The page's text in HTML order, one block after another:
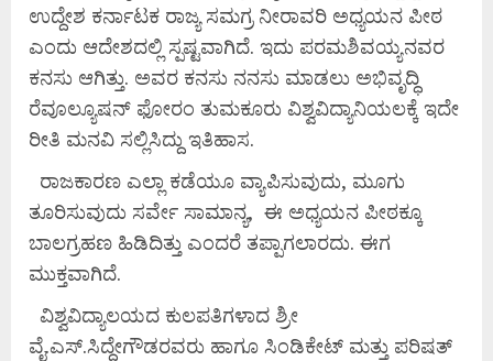
ಉದ್ದೇಶ ಕರ್ನಾಟಕ ರಾಜ್ಯ ಸಮಗ್ರ ನೀರಾವರಿ ಅಧ್ಯಯನ ಪೀಠ
ಎಂದು ಆದೇಶದಲ್ಲಿ ಸ್ಪಷ್ಟವಾಗಿದೆ. ಇದು ಪರಮಶಿವಯ್ಯನವರ
ಕನಸು ಆಗಿತ್ತು. ಅವರ ಕನಸು ನನಸು ಮಾಡಲು ಅಭಿವೃದ್ಧಿ
ರೆವೂಲ್ಯೂಷನ್ ಫೋರಂ ತುಮಕೂರು ವಿಶ್ವವಿದ್ಯಾನಿಯಲಕ್ಕೆ ಇದೇ
ರೀತಿ ಮನವಿ ಸಲ್ಲಿಸಿದ್ದು ಇತಿಹಾಸ.
ರಾಜಕಾರಣ ಎಲ್ಲಾ ಕಡೆಯೂ ವ್ಯಾಪಿಸುವುದು, ಮೂಗು
ತೂರಿಸುವುದು ಸರ್ವೇ ಸಾಮಾನ್ಯ, ಈ ಅಧ್ಯಯನ ಪೀಠಕ್ಕೂ
ಬಾಲಗ್ರಹಣ ಹಿಡಿದಿತ್ತು ಎಂದರೆ ತಪ್ಪಾಗಲಾರದು. ಈಗ
ಮುಕ್ತವಾಗಿದೆ.
ವಿಶ್ವವಿದ್ಯಾಲಯದ ಕುಲಪತಿಗಳಾದ ಶ್ರೀ
ವೈ.ಎಸ್.ಸಿದ್ದೇಗೌಡರವರು ಹಾಗೂ ಸಿಂಡಿಕೇಟ್ ಮತ್ತು ಪರಿಷತ್